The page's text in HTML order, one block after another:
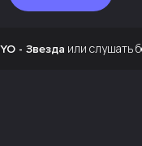
- Звезда или слушать